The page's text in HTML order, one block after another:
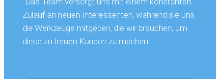
Zulauf an neuen Interessenten, während sie uns
die Werkzeuge mitgeben, die wir brauchen, um
diese zu treuen Kunden zu machen."